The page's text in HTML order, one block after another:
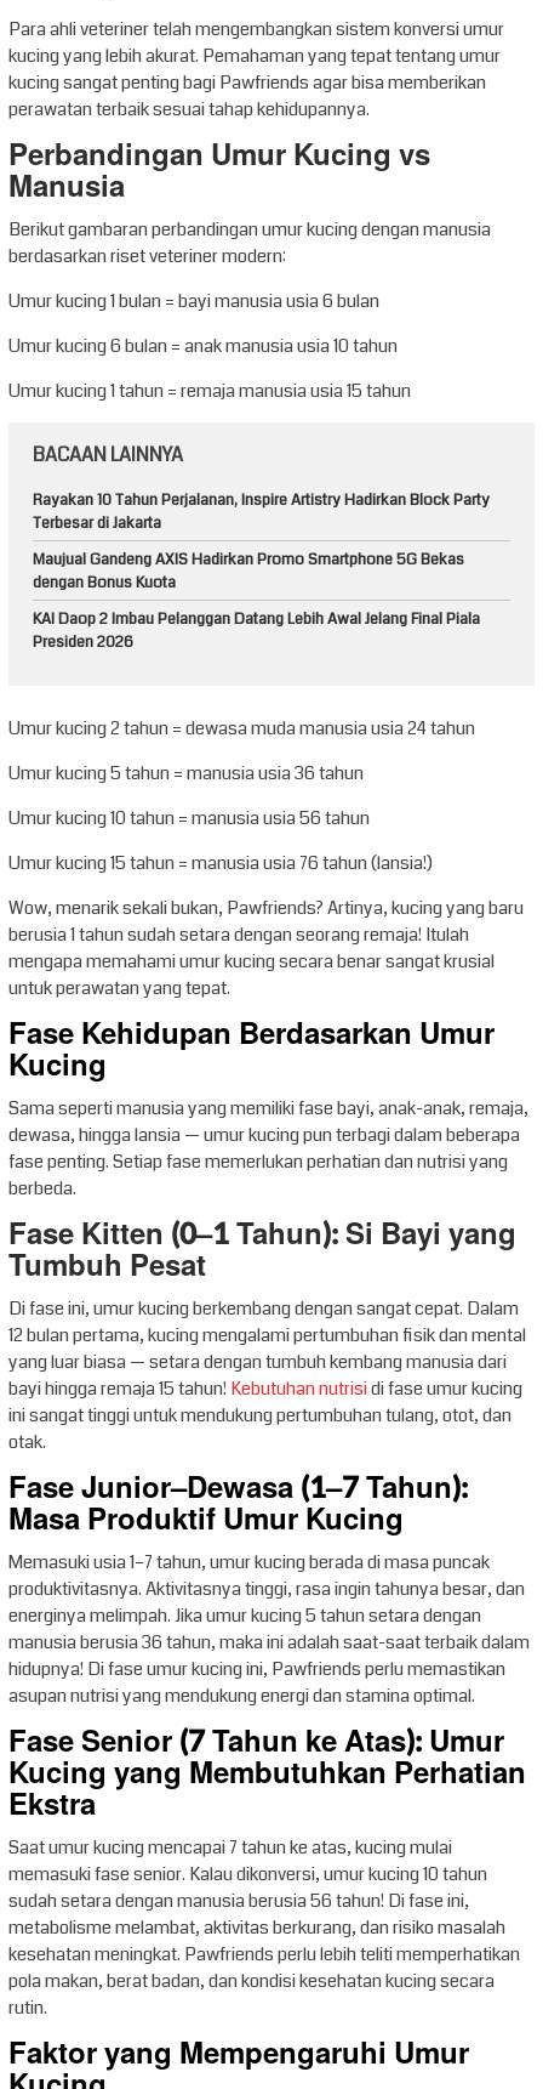
Para ahli veteriner telah mengembangkan sistem konversi umur
kucing yang lebih akurat. Pemahaman yang tepat tentang umur
kucing sangat penting bagi Pawfriends agar bisa memberikan
perawatan terbaik sesuai tahap kehidupannya.
Perbandingan Umur Kucing vs
Manusia
Berikut gambaran perbandingan umur kucing dengan manusia
berdasarkan riset veteriner modern:
Umur kucing 1 bulan = bayi manusia usia 6 bulan
Umur kucing 6 bulan = anak manusia usia 10 tahun
Umur kucing 1 tahun = remaja manusia usia 15 tahun
BACAAN LAINNYA
Rayakan 10 Tahun Perjalanan, Inspire Artistry Hadirkan Block Party
Terbesar di Jakarta
Maujual Gandeng AXIS Hadirkan Promo Smartphone 5G Bekas
dengan Bonus Kuota
KAI Daop 2 Imbau Pelanggan Datang Lebih Awal Jelang Final Piala
Presiden 2026
Umur kucing 2 tahun = dewasa muda manusia usia 24 tahun
Umur kucing 5 tahun = manusia usia 36 tahun
Umur kucing 10 tahun = manusia usia 56 tahun
Umur kucing 15 tahun = manusia usia 76 tahun (lansia!)
Wow, menarik sekali bukan, Pawfriends? Artinya, kucing yang baru
berusia 1 tahun sudah setara dengan seorang remaja! Itulah
mengapa memahami umur kucing secara benar sangat krusial
untuk perawatan yang tepat.
Fase Kehidupan Berdasarkan Umur
Kucing
Sama seperti manusia yang memiliki fase bayi, anak-anak, remaja,
dewasa, hingga lansia — umur kucing pun terbagi dalam beberapa
fase penting. Setiap fase memerlukan perhatian dan nutrisi yang
berbeda.
Fase Kitten (0–1 Tahun): Si Bayi yang
Tumbuh Pesat
Di fase ini, umur kucing berkembang dengan sangat cepat. Dalam
12 bulan pertama, kucing mengalami pertumbuhan fisik dan mental
yang luar biasa — setara dengan tumbuh kembang manusia dari
bayi hingga remaja 15 tahun!Kebutuhan nutrisidi fase umur kucing
ini sangat tinggi untuk mendukung pertumbuhan tulang, otot, dan
otak.
Fase Junior–Dewasa (1–7 Tahun):
Masa Produktif Umur Kucing
Memasuki usia 1–7 tahun, umur kucing berada di masa puncak
produktivitasnya. Aktivitasnya tinggi, rasa ingin tahunya besar, dan
energinya melimpah. Jika umur kucing 5 tahun setara dengan
manusia berusia 36 tahun, maka ini adalah saat-saat terbaik dalam
hidupnya! Di fase umur kucing ini, Pawfriends perlu memastikan
asupan nutrisi yang mendukung energi dan stamina optimal.
Fase Senior (7 Tahun ke Atas): Umur
Kucing yang Membutuhkan Perhatian
Ekstra
Saat umur kucing mencapai 7 tahun ke atas, kucing mulai
memasuki fase senior. Kalau dikonversi, umur kucing 10 tahun
sudah setara dengan manusia berusia 56 tahun! Di fase ini,
metabolisme melambat, aktivitas berkurang, dan risiko masalah
kesehatan meningkat. Pawfriends perlu lebih teliti memperhatikan
pola makan, berat badan, dan kondisi kesehatan kucing secara
rutin.
Faktor yang Mempengaruhi Umur